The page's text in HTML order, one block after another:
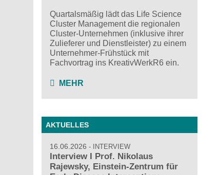
Quartalsmäßig lädt das Life Science
Cluster Management die regionalen
Cluster-Unternehmen (inklusive ihrer
Zulieferer und Dienstleister) zu einem
Unternehmer-Frühstück mit
Fachvortrag ins KreativWerkR6 ein.
MEHR
AKTUELLES
16.06.2026 INTERVIEW
Interview I Prof. Nikolaus
Rajewsky, Einstein-Zentrum für